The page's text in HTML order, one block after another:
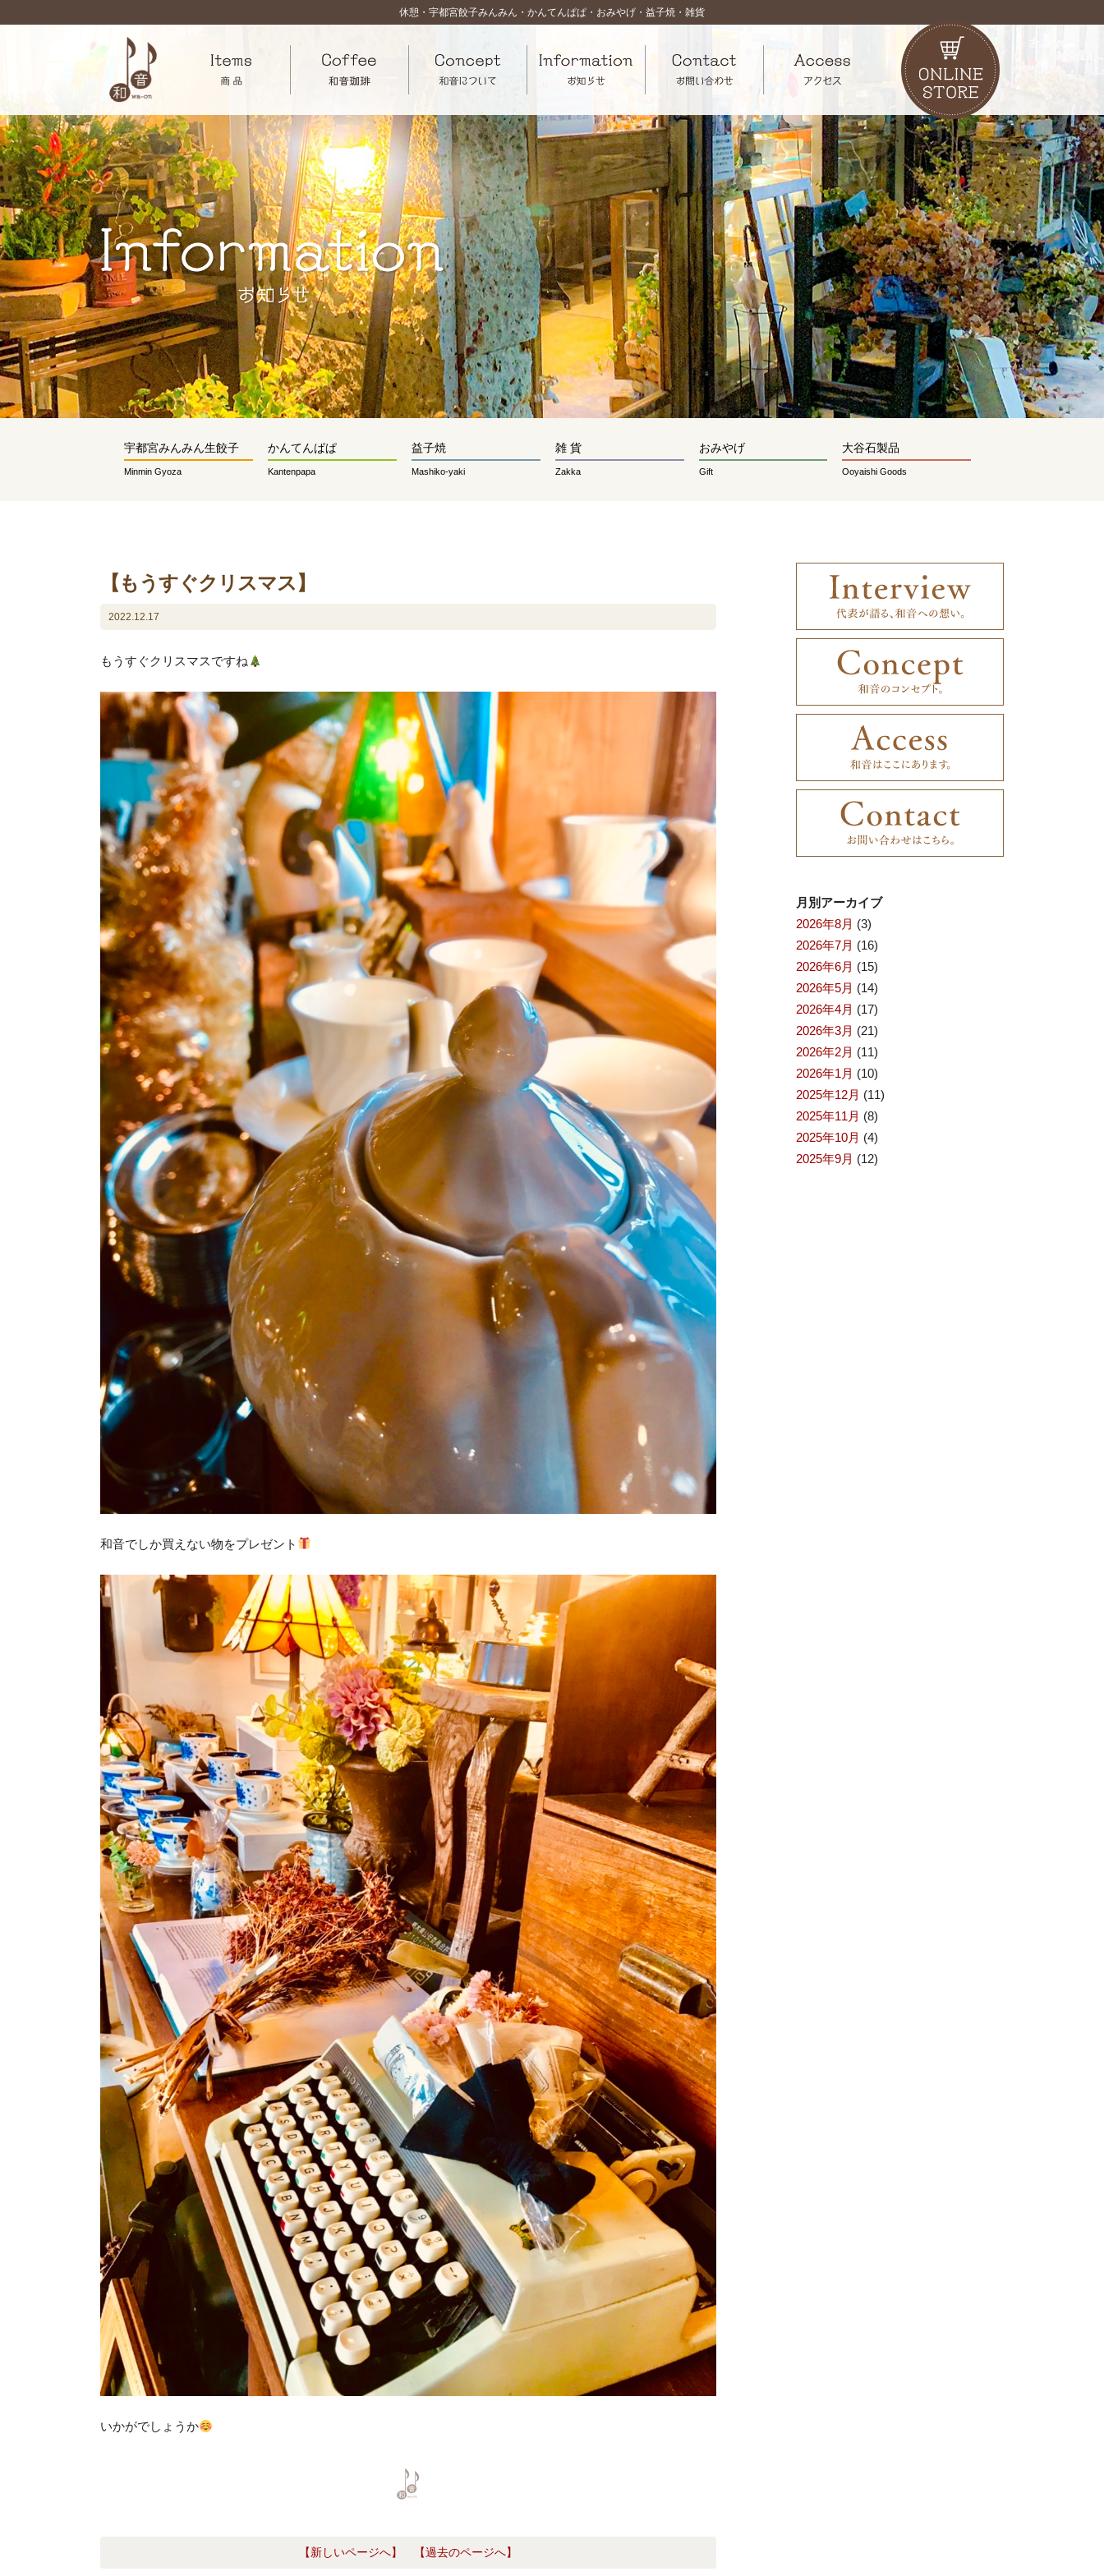
休憩・宇都宮餃子みんみん・かんてんぱぱ・おみやげ・益子焼・雑貨
宇都宮みんみん生餃子
Minmin Gyoza
かんてんぱぱ
Kantenpapa
益子焼
Mashiko-yaki
雑 貨
Zakka
おみやげ
Gift
大谷石製品
Ooyaishi Goods
【もうすぐクリスマス】
2022.12.17
もうすぐクリスマスですね
和音でしか買えない物をプレゼント
いかがでしょうか
【新しいページへ】 【過去のページへ】
月別アーカイブ
2026年8月 (3)
2026年7月 (16)
2026年6月 (15)
2026年5月 (14)
2026年4月 (17)
2026年3月 (21)
2026年2月 (11)
2026年1月 (10)
2025年12月 (11)
2025年11月 (8)
2025年10月 (4)
2025年9月 (12)